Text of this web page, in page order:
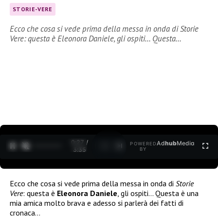
STORIE-VERE
Ecco che cosa si vede prima della messa in onda di Storie
Vere: questa è Eleonora Daniele, gli ospiti… Questa…
0:29 /
3:35
POWERED
BY
AdhubMedia
Ecco che cosa si vede prima della messa in onda di Storie
Vere: questa è Eleonora Daniele , gli ospiti… Questa è una
mia amica molto brava e adesso si parlerà dei fatti di
cronaca…